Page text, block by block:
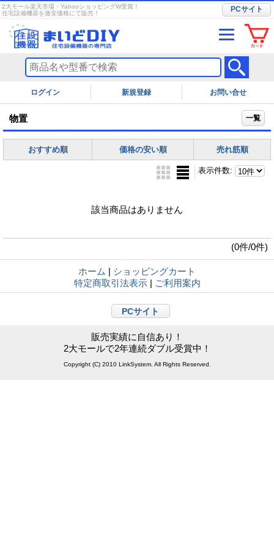
2大モール楽天市場・YahooショッピングW受賞！
住宅設備機器を激安価格にて販売！
PCサイト
ログイン お問い合せ
物置 一覧
おすすめ順 価格の安い順 売れ筋順
表示件数:
該当商品はありません
(0件/0件)
ホーム | ショッピングカート
特定商取引法表示 | ご利用案内
PCサイト
販売実績に自信あり！
2大モールで2年連続ダブル受賞中！
Copyright (C) 2010 LinkSystem. All Rights Reserved.